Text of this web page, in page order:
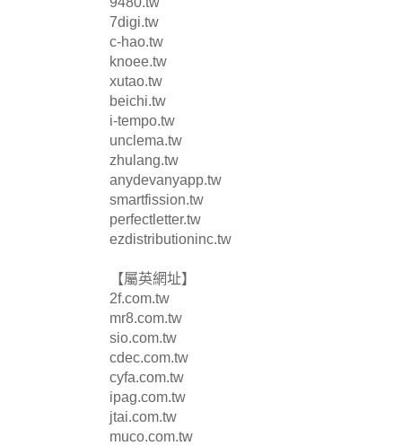
7digi.tw
c-hao.tw
knoee.tw
xutao.tw
beichi.tw
i-tempo.tw
unclema.tw
zhulang.tw
anydevanyapp.tw
smartfission.tw
perfectletter.tw
ezdistributioninc.tw
【屬英網址】
2f.com.tw
mr8.com.tw
sio.com.tw
cdec.com.tw
cyfa.com.tw
ipag.com.tw
jtai.com.tw
muco.com.tw